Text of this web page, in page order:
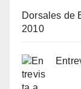
Dorsales de
2010